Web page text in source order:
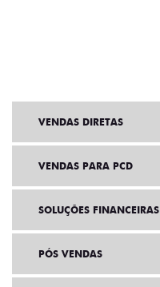
VENDAS DIRETAS
VENDAS PARA PCD
SOLUÇÕES FINANCEIRAS
PÓS VENDAS